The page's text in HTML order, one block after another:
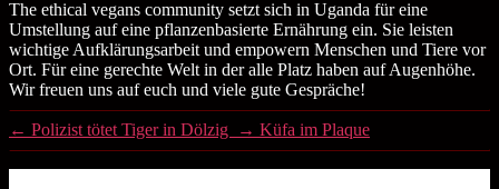
The ethical vegans community setzt sich in Uganda für eine
Umstellung auf eine pflanzenbasierte Ernährung ein. Sie leisten
wichtige Aufklärungsarbeit und empowern Menschen und Tiere vor
Ort. Für eine gerechte Welt in der alle Platz haben auf Augenhöhe.
Wir freuen uns auf euch und viele gute Gespräche!
← Polizist tötet Tiger in Dölzig → Küfa im Plaque